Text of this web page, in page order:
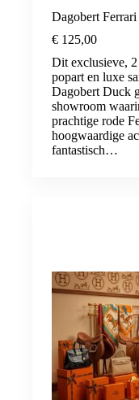
Dagobert
€ 125,00
Dit exclusieve,
popart en luxe
Dagobert Duck
showroom
prachtige rode
hoogwaardige
fantastisch…